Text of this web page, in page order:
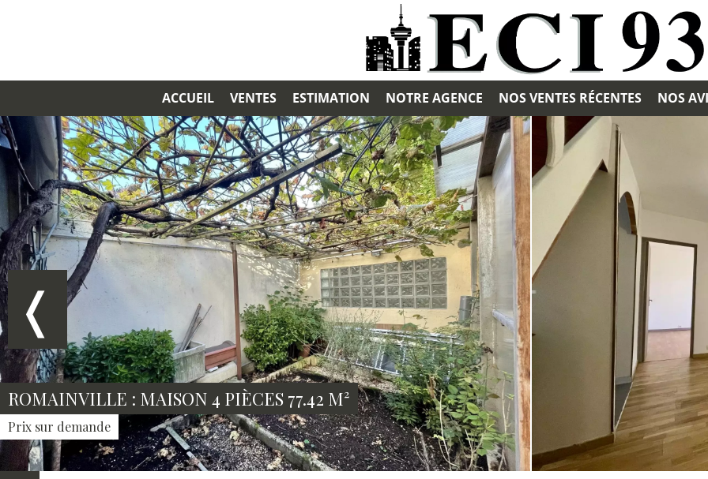
ACCUEIL VENTES ESTIMATION NOTRE AGENCE NOS VENTES RÉCENTES NOS
ROMAINVILLE : MAISON 4 PIÈCES 77.42 M²
Prix sur demande